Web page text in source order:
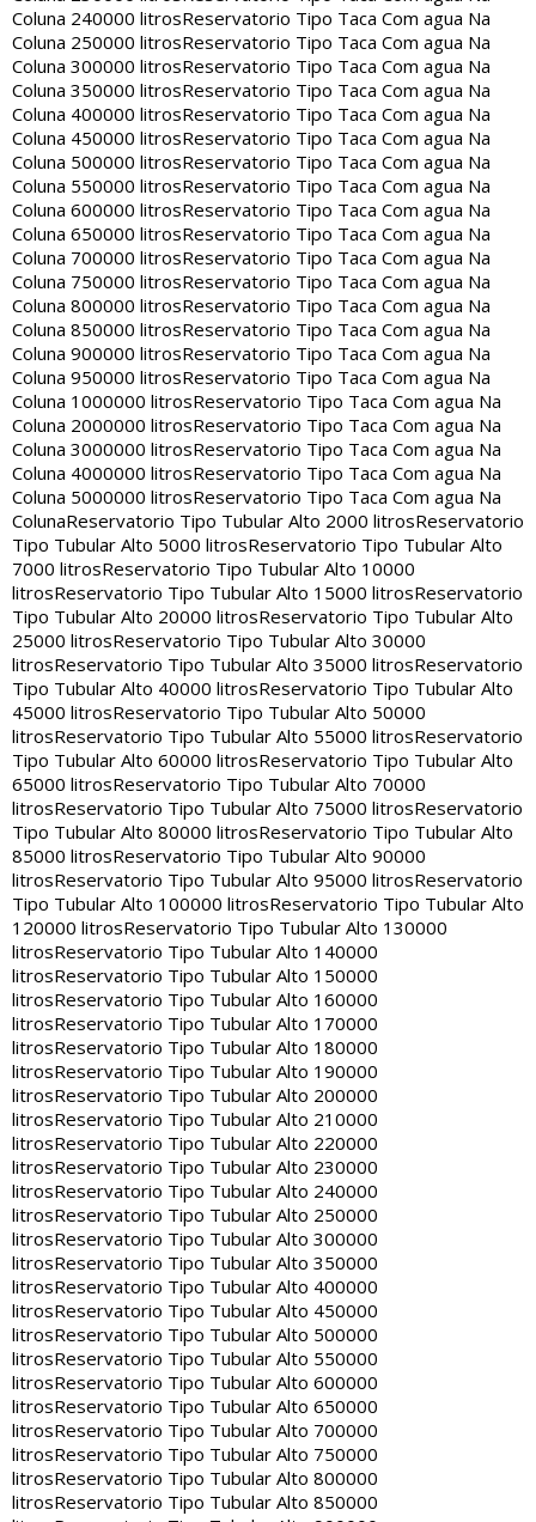
Coluna 240000 litrosReservatorio Tipo Taca Com agua Na
Coluna 250000 litrosReservatorio Tipo Taca Com agua Na
Coluna 300000 litrosReservatorio Tipo Taca Com agua Na
Coluna 350000 litrosReservatorio Tipo Taca Com agua Na
Coluna 400000 litrosReservatorio Tipo Taca Com agua Na
Coluna 450000 litrosReservatorio Tipo Taca Com agua Na
Coluna 500000 litrosReservatorio Tipo Taca Com agua Na
Coluna 550000 litrosReservatorio Tipo Taca Com agua Na
Coluna 600000 litrosReservatorio Tipo Taca Com agua Na
Coluna 650000 litrosReservatorio Tipo Taca Com agua Na
Coluna 700000 litrosReservatorio Tipo Taca Com agua Na
Coluna 750000 litrosReservatorio Tipo Taca Com agua Na
Coluna 800000 litrosReservatorio Tipo Taca Com agua Na
Coluna 850000 litrosReservatorio Tipo Taca Com agua Na
Coluna 900000 litrosReservatorio Tipo Taca Com agua Na
Coluna 950000 litrosReservatorio Tipo Taca Com agua Na
Coluna 1000000 litrosReservatorio Tipo Taca Com agua Na
Coluna 2000000 litrosReservatorio Tipo Taca Com agua Na
Coluna 3000000 litrosReservatorio Tipo Taca Com agua Na
Coluna 4000000 litrosReservatorio Tipo Taca Com agua Na
Coluna 5000000 litrosReservatorio Tipo Taca Com agua Na
ColunaReservatorio Tipo Tubular Alto 2000 litrosReservatorio
Tipo Tubular Alto 5000 litrosReservatorio Tipo Tubular Alto
7000 litrosReservatorio Tipo Tubular Alto 10000
litrosReservatorio Tipo Tubular Alto 15000 litrosReservatorio
Tipo Tubular Alto 20000 litrosReservatorio Tipo Tubular Alto
25000 litrosReservatorio Tipo Tubular Alto 30000
litrosReservatorio Tipo Tubular Alto 35000 litrosReservatorio
Tipo Tubular Alto 40000 litrosReservatorio Tipo Tubular Alto
45000 litrosReservatorio Tipo Tubular Alto 50000
litrosReservatorio Tipo Tubular Alto 55000 litrosReservatorio
Tipo Tubular Alto 60000 litrosReservatorio Tipo Tubular Alto
65000 litrosReservatorio Tipo Tubular Alto 70000
litrosReservatorio Tipo Tubular Alto 75000 litrosReservatorio
Tipo Tubular Alto 80000 litrosReservatorio Tipo Tubular Alto
85000 litrosReservatorio Tipo Tubular Alto 90000
litrosReservatorio Tipo Tubular Alto 95000 litrosReservatorio
Tipo Tubular Alto 100000 litrosReservatorio Tipo Tubular Alto
120000 litrosReservatorio Tipo Tubular Alto 130000
litrosReservatorio Tipo Tubular Alto 140000
litrosReservatorio Tipo Tubular Alto 150000
litrosReservatorio Tipo Tubular Alto 160000
litrosReservatorio Tipo Tubular Alto 170000
litrosReservatorio Tipo Tubular Alto 180000
litrosReservatorio Tipo Tubular Alto 190000
litrosReservatorio Tipo Tubular Alto 200000
litrosReservatorio Tipo Tubular Alto 210000
litrosReservatorio Tipo Tubular Alto 220000
litrosReservatorio Tipo Tubular Alto 230000
litrosReservatorio Tipo Tubular Alto 240000
litrosReservatorio Tipo Tubular Alto 250000
litrosReservatorio Tipo Tubular Alto 300000
litrosReservatorio Tipo Tubular Alto 350000
litrosReservatorio Tipo Tubular Alto 400000
litrosReservatorio Tipo Tubular Alto 450000
litrosReservatorio Tipo Tubular Alto 500000
litrosReservatorio Tipo Tubular Alto 550000
litrosReservatorio Tipo Tubular Alto 600000
litrosReservatorio Tipo Tubular Alto 650000
litrosReservatorio Tipo Tubular Alto 700000
litrosReservatorio Tipo Tubular Alto 750000
litrosReservatorio Tipo Tubular Alto 800000
litrosReservatorio Tipo Tubular Alto 850000